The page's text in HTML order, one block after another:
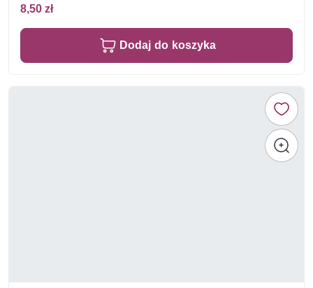
8,50 zł
Dodaj do koszyka